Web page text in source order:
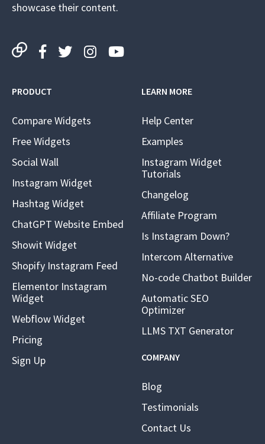
showcase their content.
PRODUCT
Compare Widgets
Free Widgets
Social Wall
Instagram Widget
Hashtag Widget
ChatGPT Website Embed
Showit Widget
Shopify Instagram Feed
Elementor Instagram
Widget
Webflow Widget
Pricing
Sign Up
LEARN MORE
Help Center
Examples
Instagram Widget
Tutorials
Changelog
Affiliate Program
Is Instagram Down?
Intercom Alternative
No-code Chatbot Builder
Automatic SEO
Optimizer
LLMS TXT Generator
COMPANY
Blog
Testimonials
Contact Us